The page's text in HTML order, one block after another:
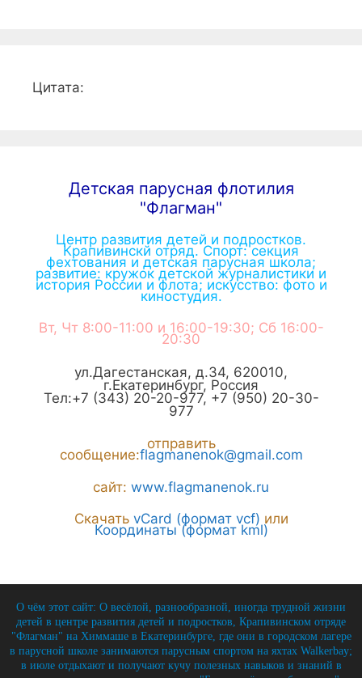
Цитата:
Детская парусная флотилия
"Флагман"
Центр развития детей и подростков.
Крапивинскй отряд. Спорт: секция
фехтования и детская парусная школа;
развитие: кружок детской журналистики и
история России и флота; искусство: фото и
киностудия.
Вт, Чт 8:00-11:00 и 16:00-19:30; Сб 16:00-
20:30
ул.Дагестанская, д.34, 620010,
г.Екатеринбург, Россия
Тел:+7 (343) 20-20-977, +7 (950) 20-30-
977
отправить
сообщение:flagmanenok@gmail.com
сайт: www.flagmanenok.ru
Скачать vCard (формат vcf) или
Координаты (формат kml)
О чём этот сайт: О весёлой, разнообразной, иногда трудной жизни
детей в центре развития детей и подростков, Крапивинском отряде
"Флагман" на Химмаше в Екатеринбурге, где они в городском лагере
в парусной школе занимаются парусным спортом на яхтах Walkerbay;
в июле отдыхают и получают кучу полезных навыков и знаний в